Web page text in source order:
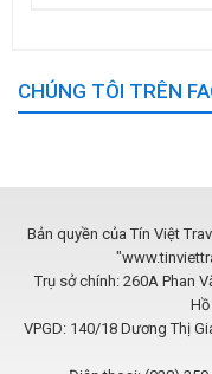
CHÚNG TÔI TRÊN
Bản quyền của Tín Việt
Trụ sở chính: 260A Phan
VPGD: 140/18 Dương Thị